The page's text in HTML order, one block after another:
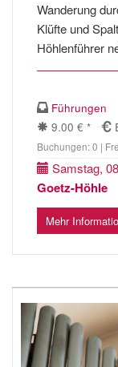
Wanderung
Klüfte und
Höhlenführer
Führungen
9.00 € *
Buchungen: 0 |
Samstag,
Goetz-Höhle
Mehr